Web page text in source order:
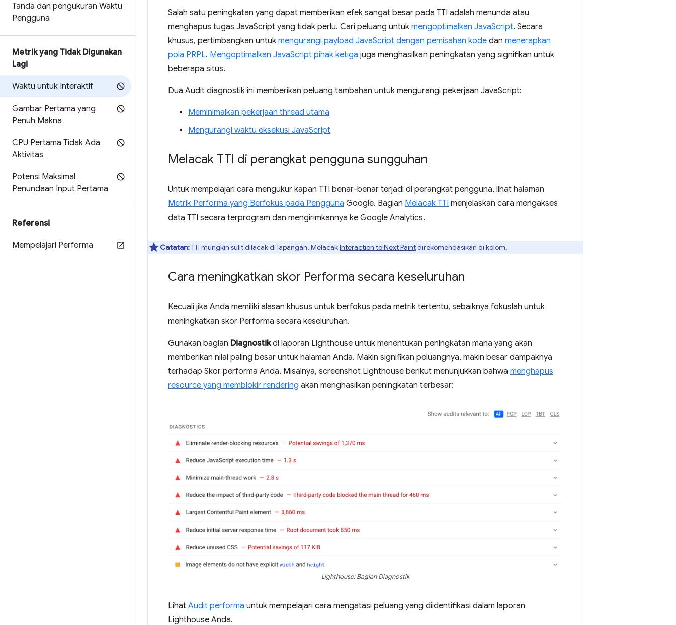
Tanda dan pengukuran Waktu
Pengguna
Metrik yang Tidak Digunakan
Lagi
Waktu untuk Interaktif
Gambar Pertama yang
Penuh Makna
CPU Pertama Tidak Ada
Aktivitas
Potensi Maksimal
Penundaan Input Pertama
Referensi
Mempelajari Performa
Salah satu peningkatan yang dapat memberikan efek sangat besar pada TTI adalah menunda atau
menghapus tugas JavaScript yang tidak perlu. Cari peluang untuk mengoptimalkan JavaScript. Secara
khusus, pertimbangkan untuk mengurangi payload JavaScript dengan pemisahan kode dan menerapkan
pola PRPL. Mengoptimalkan JavaScript pihak ketiga juga menghasilkan peningkatan yang signifikan untuk
beberapa situs.
Dua Audit diagnostik ini memberikan peluang tambahan untuk mengurangi pekerjaan JavaScript:
Meminimalkan pekerjaan thread utama
Mengurangi waktu eksekusi JavaScript
Melacak TTI di perangkat pengguna sungguhan
Untuk mempelajari cara mengukur kapan TTI benar-benar terjadi di perangkat pengguna, lihat halaman
Metrik Performa yang Berfokus pada Pengguna Google. Bagian Melacak TTI menjelaskan cara mengakses
data TTI secara terprogram dan mengirimkannya ke Google Analytics.
Catatan:TTI mungkin sulit dilacak di lapangan. MelacakInteraction to Next Paintdirekomendasikan di kolom.
Cara meningkatkan skor Performa secara keseluruhan
Kecuali jika Anda memiliki alasan khusus untuk berfokus pada metrik tertentu, sebaiknya fokuslah untuk
meningkatkan skor Performa secara keseluruhan.
Gunakan bagian Diagnostikdi laporan Lighthouse untuk menentukan peningkatan mana yang akan
memberikan nilai paling besar untuk halaman Anda. Makin signifikan peluangnya, makin besar dampaknya
terhadap Skor performa Anda. Misalnya, screenshot Lighthouse berikut menunjukkan bahwa menghapus
resource yang memblokir rendering akan menghasilkan peningkatan terbesar:
Lighthouse: Bagian Diagnostik
Lihat Audit performa untuk mempelajari cara mengatasi peluang yang diidentifikasi dalam laporan
Lighthouse Anda.